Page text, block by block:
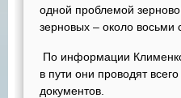
одной проблемой
зерновых – около восьми
По информации
в пути они проводят
документов.